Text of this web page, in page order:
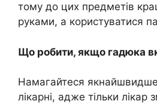
тому до цих предметів
руками, а користуватися
Що робити, якщо гадюка
Намагайтеся
лікарні, адже тільки лікар